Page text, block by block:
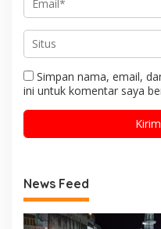
Simpan nama, email,
ini untuk komentar saya
News Feed